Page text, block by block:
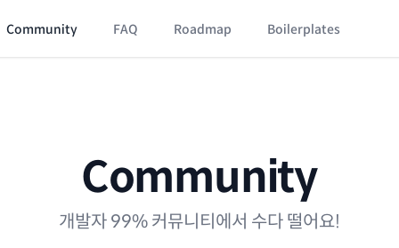
Community FAQ Roadmap Boilerplates
Community
개발자 99% 커뮤니티에서 수다 떨어요!